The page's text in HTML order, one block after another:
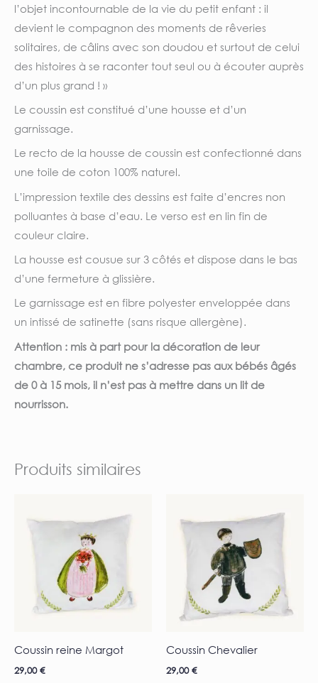
l’objet incontournable de la vie du petit enfant : il
devient le compagnon des moments de rêveries
solitaires, de câlins avec son doudou et surtout de celui
des histoires à se raconter tout seul ou à écouter auprès
d’un plus grand ! »
Le coussin est constitué d’une housse et d’un
garnissage.
Le recto de la housse de coussin est confectionné dans
une toile de coton 100% naturel.
L’impression textile des dessins est faite d’encres non
polluantes à base d’eau. Le verso est en lin fin de
couleur claire.
La housse est cousue sur 3 côtés et dispose dans le bas
d’une fermeture à glissière.
Le garnissage est en fibre polyester enveloppée dans
un intissé de satinette (sans risque allergène).
Attention : mis à part pour la décoration de leur
chambre, ce produit ne s’adresse pas aux bébés âgés
de 0 à 15 mois, il n’est pas à mettre dans un lit de
nourrisson.
Produits similaires
Coussin reine Margot
29,00€
Coussin Chevalier
29,00€